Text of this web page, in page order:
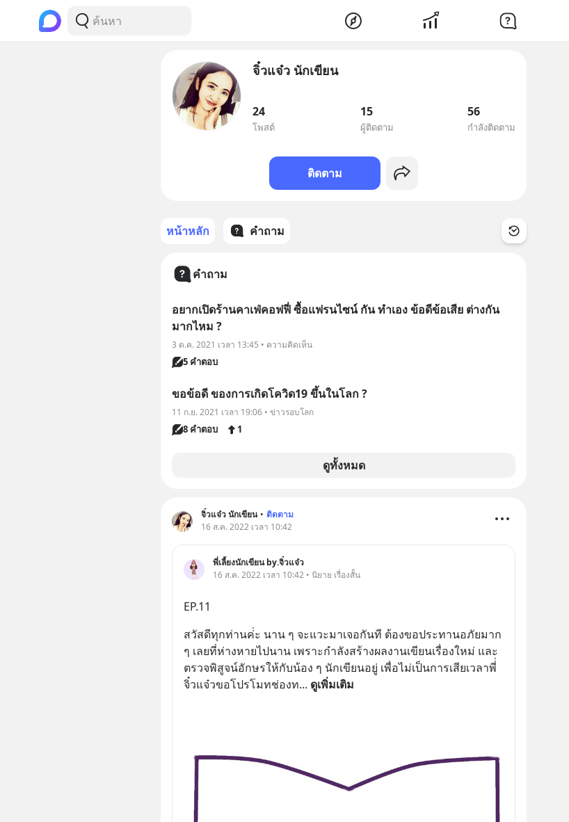
จิ๋วแจ๋ว นักเขียน
24
โพสต์
15
ผู้ติดตาม
56
กำลังติดตาม
ติดตาม
หน้าหลัก คำถาม
คำถาม
อยากเปิดร้านคาเฟ่คอฟฟี่ ซื้อแฟรนไซน์ กัน ทำเอง ข้อดีข้อเสีย ต่างกัน
มากไหม ?
3 ต.ค. 2021 เวลา 13:45 • ความคิดเห็น
5 คำตอบ
ขอข้อดี ของการเกิดโควิด19 ขึ้นในโลก ?
11 ก.ย. 2021 เวลา 19:06 • ข่าวรอบโลก
8 คำตอบ 1
ดูทั้งหมด
จิ๋วแจ๋ว นักเขียน • ติดตาม
16 ส.ค. 2022 เวลา 10:42
พี่เลี้ยงนักเขียน by.จิ๋วแจ๋ว
16 ส.ค. 2022 เวลา 10:42 • นิยาย เรื่องสั้น
EP.11
สวัสดีทุกท่านค่่ะ นาน ๆ จะแวะมาเจอกันที ต้องขอประทานอภัยมาก
ๆ เลยที่ห่างหายไปนาน เพราะกำลังสร้างผลงานเขียนเรื่องใหม่ และ
ตรวจพิสูจน์อักษรให้กับน้อง ๆ นักเขียนอยู่ เพื่อไม่เป็นการเสียเวลาพี่่
จิ๋วแจ๋วขอโปรโมทช่องท... ดูเพิ่มเติม